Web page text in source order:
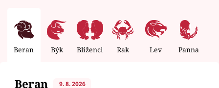
Beran Býk Blíženci Rak Lev Panna
Beran 9. 8. 2026